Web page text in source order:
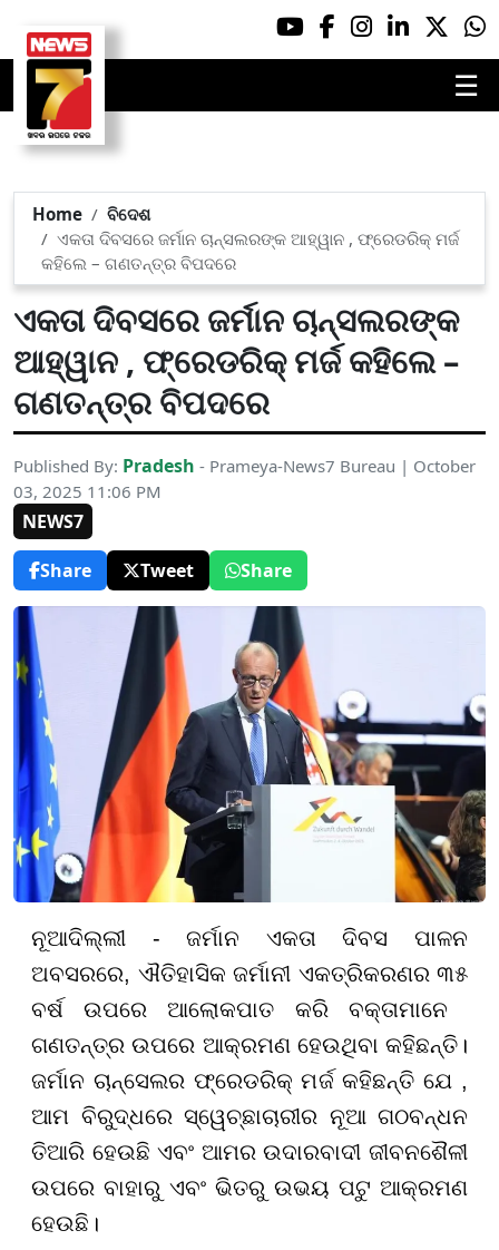
☰
Home
ବିଦେଶ
ଏକତା ଦିବସରେ ଜର୍ମାନ ଚାନ୍ସଲରଙ୍କ ଆହ୍ୱାନ , ଫ୍ରେଡରିକ୍ ମର୍ଜ
କହିଲେ – ଗଣତନ୍ତ୍ର ବିପଦରେ
ଏକତା ଦିବସରେ ଜର୍ମାନ ଚାନ୍ସଲରଙ୍କ
ଆହ୍ୱାନ , ଫ୍ରେଡରିକ୍ ମର୍ଜ କହିଲେ –
ଗଣତନ୍ତ୍ର ବିପଦରେ
Published By: Pradesh - Prameya-News7 Bureau | October
03, 2025 11:06 PM
NEWS7
Share
Tweet Share
ନୂଆଦିଲ୍ଲୀ - ଜର୍ମାନ ଏକତା ଦିବସ ପାଳନ
ଅବସରରେ, ଐତିହାସିକ ଜର୍ମାନୀ ଏକତ୍ରିକରଣର ୩୫
ବର୍ଷ ଉପରେ ଆଲୋକପାତ କରି ବକ୍ତାମାନେ
ଗଣତନ୍ତ୍ର ଉପରେ ଆକ୍ରମଣ ହେଉଥିବା କହିଛନ୍ତି।
ଜର୍ମାନ ଚାନ୍ସେଲର ଫ୍ରେଡରିକ୍ ମର୍ଜ କହିଛନ୍ତି ଯେ ,
ଆମ ବିରୁଦ୍ଧରେ ସ୍ୱେଚ୍ଛାଚାରୀର ନୂଆ ଗଠବନ୍ଧନ
ତିଆରି ହେଉଛି ଏବଂ ଆମର ଉଦାରବାଦୀ ଜୀବନଶୈଳୀ
ଉପରେ ବାହାରୁ ଏବଂ ଭିତରୁ ଉଭୟ ପଟୁ ଆକ୍ରମଣ
ହେଉଛି।